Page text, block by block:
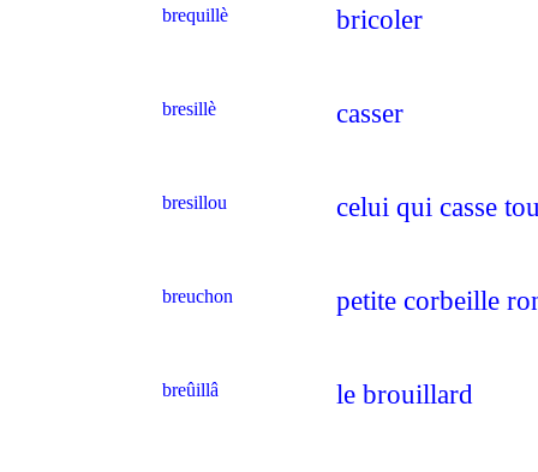
brequillè bricoler
bresillè casser
bresillou celui qui casse
breuchon petite corbeille
breûillâ le brouillard